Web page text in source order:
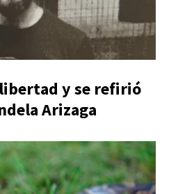
y se refirió
Arizaga